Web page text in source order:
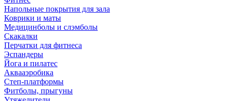
Напольные покрытия для зала
Коврики и маты
Медицинболы и слэмболы
Скакалки
Перчатки для фитнеса
Эспандеры
Йога и пилатес
Аквааэробика
Степ-платформы
Фитболы, прыгуны